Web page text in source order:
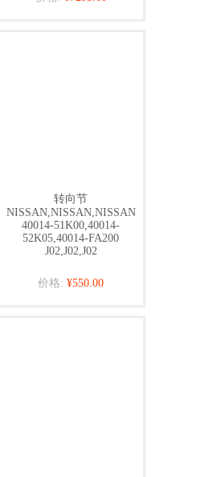
转向节
NISSAN,NISSAN,NISSAN
40014-51K00,40014-
52K05,40014-FA200
J02,J02,J02
价格: ¥550.00